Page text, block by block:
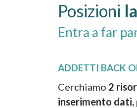
Posizioni
Entra a far
ADDETTI BACK
Cerchiamo 2
inserimento dati,